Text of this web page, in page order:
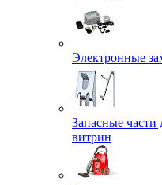
Электронные
Запасные
витрин